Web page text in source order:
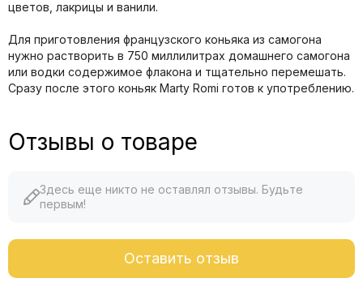
цветов, лакрицы и ванили.
Для приготовления французского коньяка из самогона
нужно растворить в 750 миллилитрах домашнего самогона
или водки содержимое флакона и тщательно перемешать.
Сразу после этого коньяк Marty Romi готов к употреблению.
Отзывы о товаре
Здесь еще никто не оставлял отзывы. Будьте
первым!
Оставить отзыв